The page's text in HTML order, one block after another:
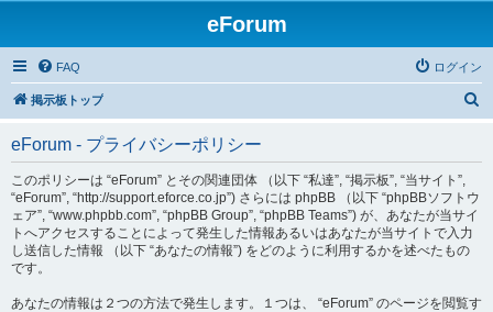
eForum
FAQ ログイン
掲示板トップ
eForum - プライバシーポリシー
このポリシーは “eForum” とその関連団体 （以下 “私達”, “掲示板”, “当サイト”,
“eForum”, “http://support.eforce.co.jp”) さらには phpBB （以下 “phpBBソフトウ
ェア”, “www.phpbb.com”, “phpBB Group”, “phpBB Teams”) が、あなたが当サイ
トへアクセスすることによって発生した情報あるいはあなたが当サイトで入力
し送信した情報 （以下 “あなたの情報”) をどのように利用するかを述べたもの
です。
あなたの情報は２つの方法で発生します。１つは、 “eForum” のページを閲覧す